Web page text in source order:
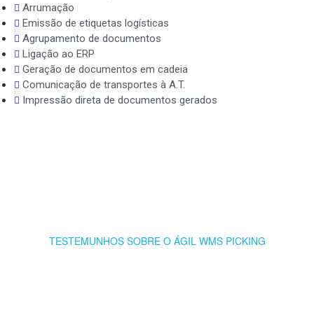
Arrumação
Emissão de etiquetas logísticas
Agrupamento de documentos
Ligação ao ERP
Geração de documentos em cadeia
Comunicação de transportes à A.T.
Impressão direta de documentos gerados
TESTEMUNHOS SOBRE O ÁGIL WMS PICKING